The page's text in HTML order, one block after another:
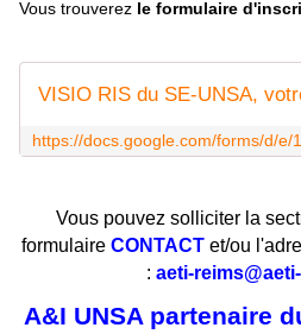
Vous trouverez le formulaire
Vous pouvez solliciter la
formulaire CONTACT et/ou
: aeti-
A&I UNSA partenaire